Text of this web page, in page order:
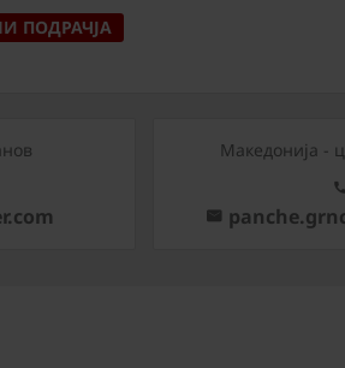
ПОДРАЧЈА
Mакедонија -